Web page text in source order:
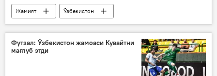
Жамият
Ўзбекистон
Наманган
Саида Мирзиёева
болалар
заҳарланиш
Футзал: Ўзбекистон жамоаси Кувайтни
мағлуб этди